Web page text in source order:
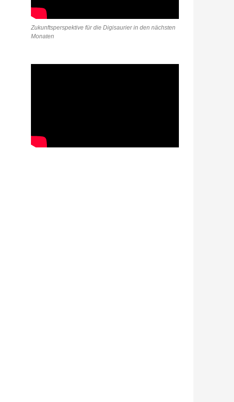
Zukunftsperspektive für die Digisaurier in den nächsten
Monaten